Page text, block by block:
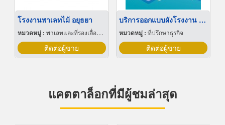
โรงงานพาเลทไม้ อยุธยา
หมวดหมู่ : พาเลทและที่รองเลื่อนกะบะ
ติดต่อผู้ขาย
บริการออกแบบผังโรงงาน Lay out
หมวดหมู่ : ที่ปรึกษาธุรกิจ
ติดต่อผู้ขาย
แคตตาล็อกที่มีผู้ชมล่าสุด